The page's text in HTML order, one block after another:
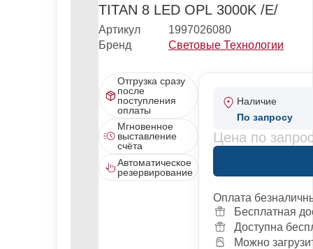
TITAN 8 LED OPL 3000K /E/
Артикул
1997026080
Бренд
Световые Технологии
Отгрузка сразу
после
поступления
оплаты
Мгновенное
выставление
счёта
Автоматическое
резервирование
Наличие
По запросу
Цена по
Оплата
Бесплатная
Доступна
Можно